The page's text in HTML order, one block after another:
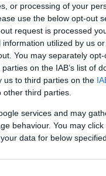
or processing of your
use the below opt-out
request is processed
utilized by us
You may separately
on the IAB’s list of
us to third parties on the
third parties.
services and may
behaviour. You may
data for below